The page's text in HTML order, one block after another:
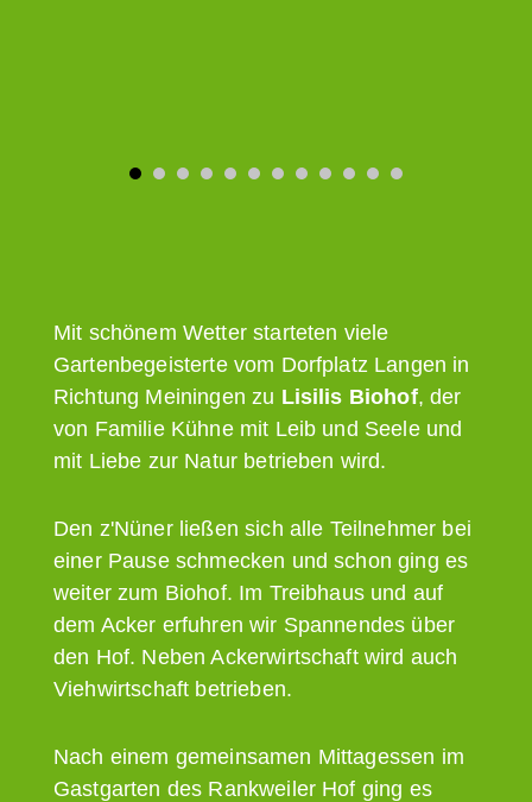
Mit schönem Wetter starteten viele
Gartenbegeisterte vom Dorfplatz Langen in
Richtung Meiningen zu Lisilis Biohof, der
von Familie Kühne mit Leib und Seele und
mit Liebe zur Natur betrieben wird.
Den z'Nüner ließen sich alle Teilnehmer bei
einer Pause schmecken und schon ging es
weiter zum Biohof. Im Treibhaus und auf
dem Acker erfuhren wir Spannendes über
den Hof. Neben Ackerwirtschaft wird auch
Viehwirtschaft betrieben.
Nach einem gemeinsamen Mittagessen im
Gastgarten des Rankweiler Hof ging es